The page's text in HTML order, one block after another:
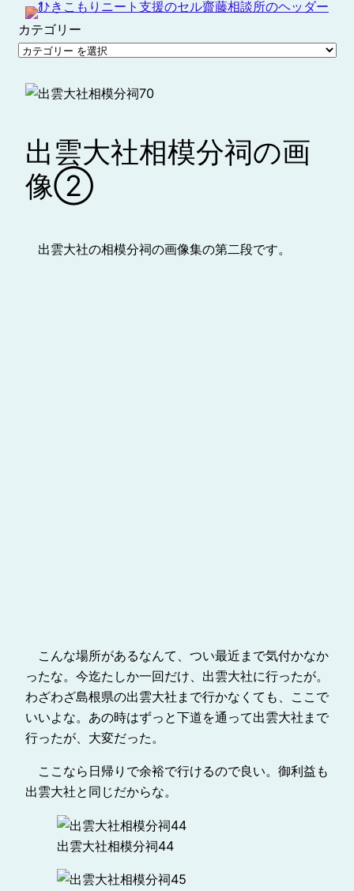
カテゴリー
出雲大社相模分祠の画
像②
出雲大社の相模分祠の画像集の第二段です。
こんな場所があるなんて、つい最近まで気付かなか
ったな。今迄たしか一回だけ、出雲大社に行ったが。
わざわざ島根県の出雲大社まで行かなくても、ここで
いいよな。あの時はずっと下道を通って出雲大社まで
行ったが、大変だった。
ここなら日帰りで余裕で行けるので良い。御利益も
出雲大社と同じだからな。
出雲大社相模分祠44